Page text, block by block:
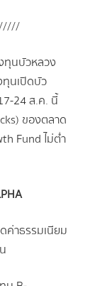
ทุนบัวหลวง
นเปิดบัว
24 ส.ค. นี้
ของตลาด
Fund ไม่ต่ำ
ค่าธรรมเนียม